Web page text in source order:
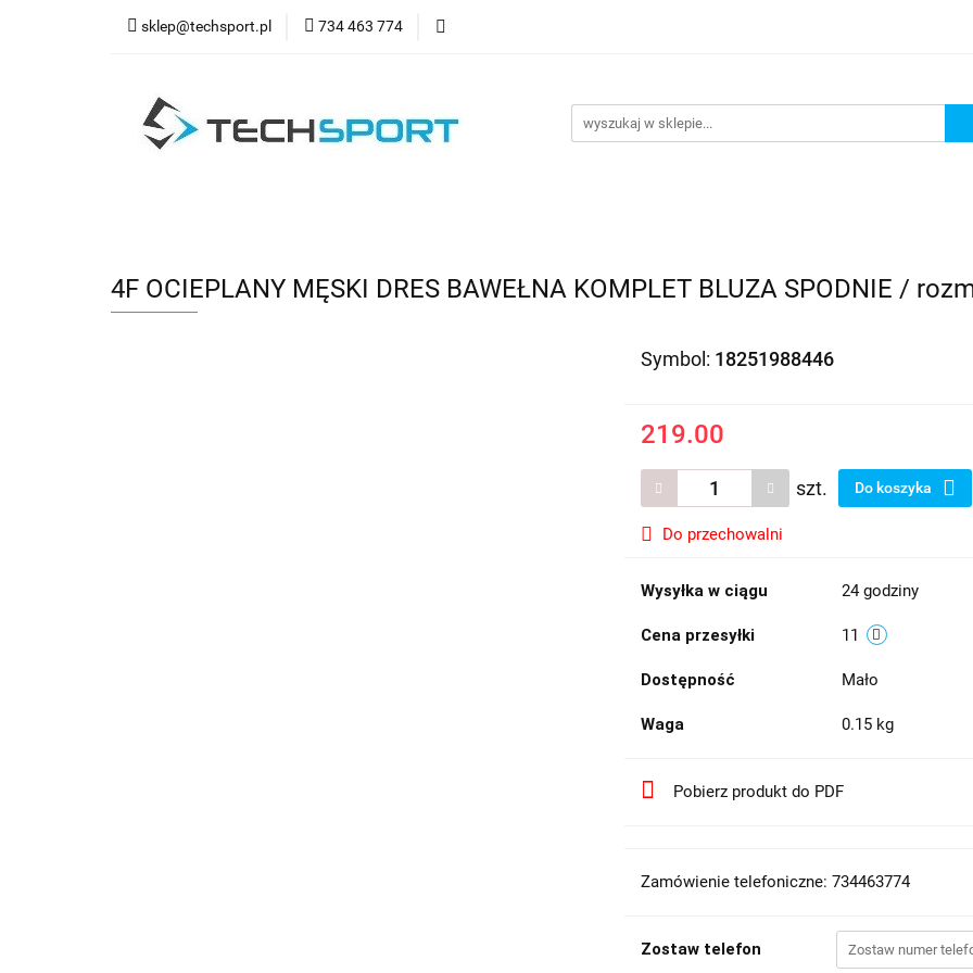
sklep@techsport.pl 734 463 774
WYPRZEDAŻ
4F OCIEPLANY MĘSKI DRES BAWEŁNA KOMPLET BLUZA SPODNIE /
Symbol: 18251988446
219.00
szt. Do koszyka
Do przechowalni
Wysyłka w ciągu 24 godziny
Cena przesyłki 11
Dostępność Mało
Waga 0.15 kg
Pobierz produkt do PDF
Zamówienie telefoniczne: 734463774
Zostaw telefon